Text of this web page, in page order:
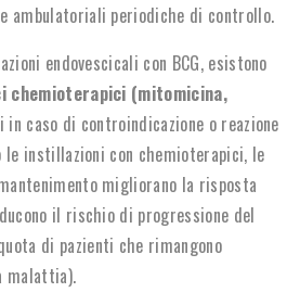
ambulatoriali periodiche di controllo.
endovescicali con BCG, esistono
chemioterapici (mitomicina,
caso di controindicazione o reazione
le instillazioni con chemioterapici, le
migliorano la risposta
il rischio di progressione del
di pazienti che rimangono
malattia).